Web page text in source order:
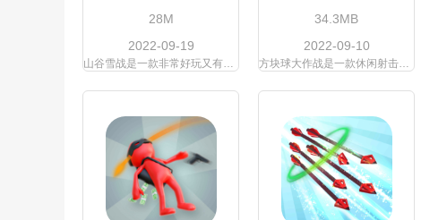
28M
2022-09-19
山谷雪战是一款非常好玩又有意思的趣味休闲雪地射击冒险战斗游戏，在游戏中，玩家能够在雪地世界当中进行刺激的冒险，游戏里面玩家能够去使用各种道具来进行射击，揉起雪球来将你的对手击败，游戏的体验十分欢快。游戏内容丰富精彩，趣味性十足，欢迎广大玩家下载山谷雪战。
34.3MB
2022-09-10
方块球大作战是一款休闲射击类游戏同时还会有砖块掉落下来，方块球大作战中玩家需要操纵大炮攻击落石来获取更多分数，尽可能的获取更高的分数和高额的金币奖励。